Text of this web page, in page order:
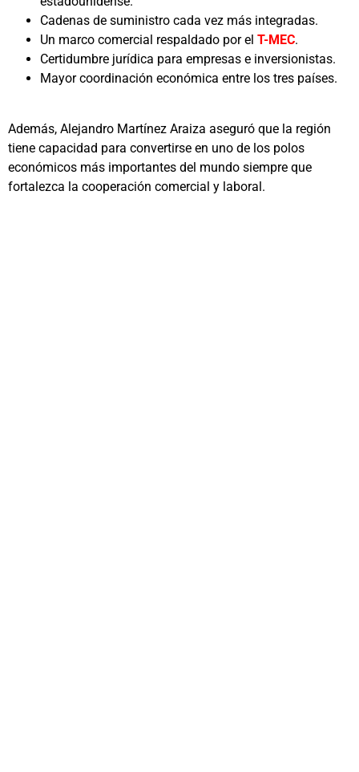
Cadenas de suministro cada vez más integradas.
Un marco comercial respaldado por el T-MEC.
Certidumbre jurídica para empresas e inversionistas.
Mayor coordinación económica entre los tres países.
Además, Alejandro Martínez Araiza aseguró que la región
tiene capacidad para convertirse en uno de los polos
económicos más importantes del mundo siempre que
fortalezca la cooperación comercial y laboral.